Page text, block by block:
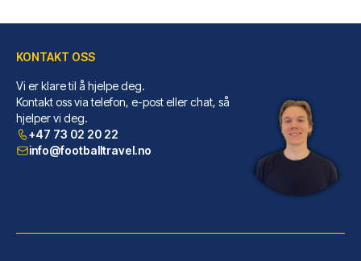
Gran Hotel Inglés - The Leading Hotels of the World
Gran Hotel Inglés - The Leadin...
KONTAKT OSS
Vi er klare til å hjelpe deg.
Kontakt oss via telefon, e-post eller chat, så
hjelper vi deg.
+47 73 02 20 22
info@footballtravel.no